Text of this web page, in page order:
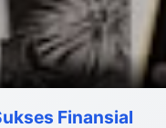
Finansial